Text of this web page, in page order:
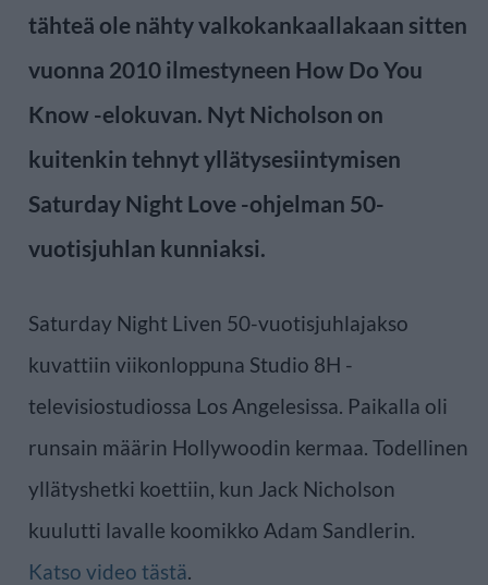
tähteä ole nähty valkokankaallakaan sitten
vuonna 2010 ilmestyneen How Do You
Know -elokuvan. Nyt Nicholson on
kuitenkin tehnyt yllätysesiintymisen
Saturday Night Love -ohjelman 50-
vuotisjuhlan kunniaksi.
Saturday Night Liven 50-vuotisjuhlajakso
kuvattiin viikonloppuna Studio 8H -
televisiostudiossa Los Angelesissa. Paikalla oli
runsain määrin Hollywoodin kermaa. Todellinen
yllätyshetki koettiin, kun Jack Nicholson
kuulutti lavalle koomikko Adam Sandlerin.
Katso video tästä.